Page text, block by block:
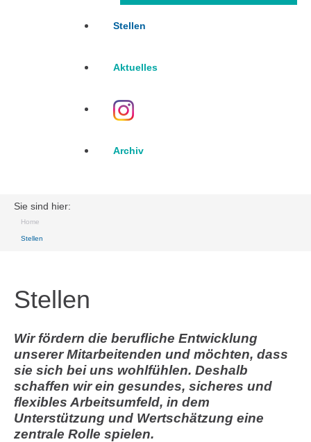
Stellen
Aktuelles
Archiv
Sie sind hier:
Home
Stellen
Stellen
Wir fördern die berufliche Entwicklung
unserer Mitarbeitenden und möchten, dass
sie sich bei uns wohlfühlen. Deshalb
schaffen wir ein gesundes, sicheres und
flexibles Arbeitsumfeld, in dem
Unterstützung und Wertschätzung eine
zentrale Rolle spielen.